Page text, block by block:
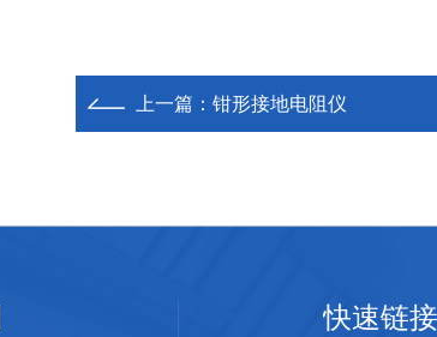
上一篇： 钳形接地电阻仪
快速链接